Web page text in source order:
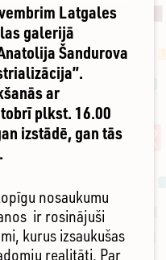
Latgales
galerijā
Šandurova
ar
plkst. 16.00
izstādē, gan tās
nosaukumu
ir rosinājuši
kurus izsaukušas
realitāti. Par